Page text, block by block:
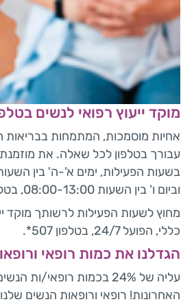
מוקד ייעוץ רפואי לנשים
אחיות מוסמכות, המתמחות בבריאות
עבורך בטלפון לכל שאלה. את מוזמנת
וביום ו' בין השעות 08:00-13:00, בטלפון 507*.
מחוץ לשעות הפעילות לרשותך מוקד
כללי, הפועל 24/7, בטלפון 507*.
הגדלנו את כמות רופאי
עליה של 24% בכמות רופאי/ות
האחרונות! רופאי ורופאות הנשים